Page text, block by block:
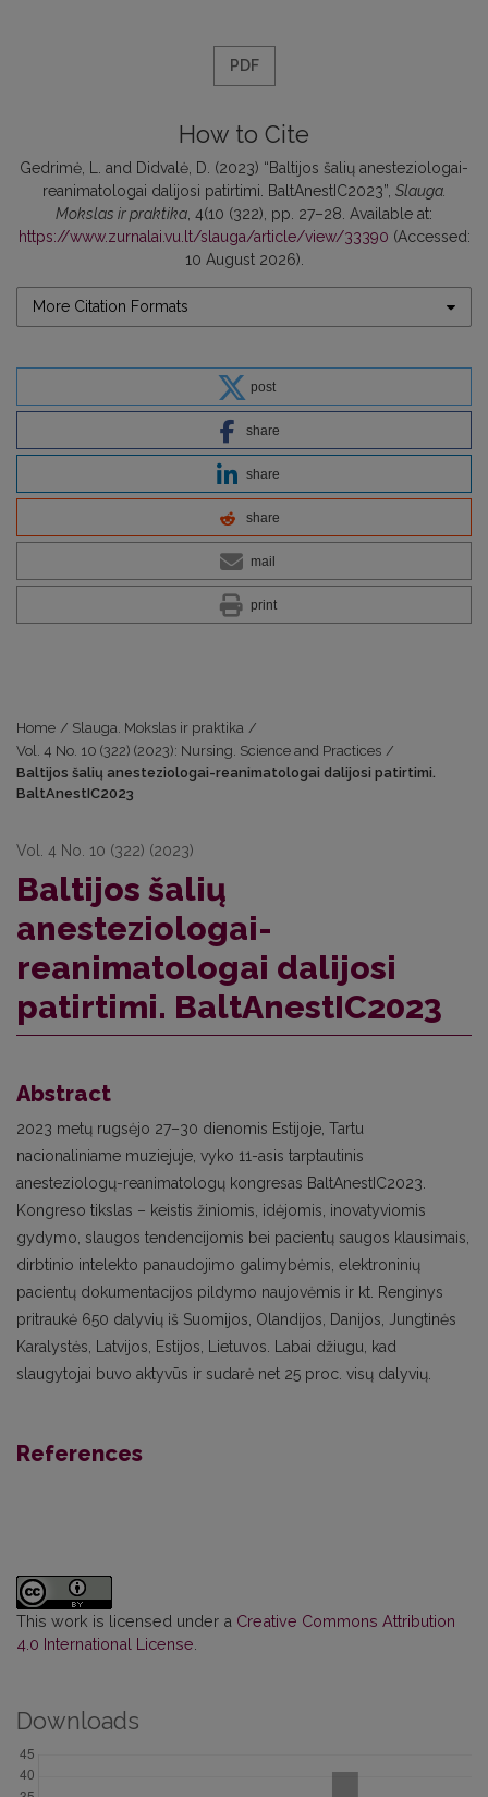
PDF
How to Cite
Gedrimė, L. and Didvalė, D. (2023) “Baltijos šalių anesteziologai-
reanimatologai dalijosi patirtimi. BaltAnestIC2023”, Slauga.
Mokslas ir praktika, 4(10 (322), pp. 27–28. Available at:
https://www.zurnalai.vu.lt/slauga/article/view/33390 (Accessed:
10 August 2026).
More Citation Formats
post
share
share
share
mail
print
Home / Slauga. Mokslas ir praktika /
Vol. 4 No. 10 (322) (2023): Nursing. Science and Practices /
Baltijos šalių anesteziologai-reanimatologai dalijosi patirtimi.
BaltAnestIC2023
Vol. 4 No. 10 (322) (2023)
Baltijos šalių
anesteziologai-
reanimatologai dalijosi
patirtimi. BaltAnestIC2023
Abstract
2023 metų rugsėjo 27–30 dienomis Estijoje, Tartu
nacionaliniame muziejuje, vyko 11-asis tarptautinis
anesteziologų-reanimatologų kongresas BaltAnestIC2023.
Kongreso tikslas – keistis žiniomis, idėjomis, inovatyviomis
gydymo, slaugos tendencijomis bei pacientų saugos klausimais,
dirbtinio intelekto panaudojimo galimybėmis, elektroninių
pacientų dokumentacijos pildymo naujovėmis ir kt. Renginys
pritraukė 650 dalyvių iš Suomijos, Olandijos, Danijos, Jungtinės
Karalystės, Latvijos, Estijos, Lietuvos. Labai džiugu, kad
slaugytojai buvo aktyvūs ir sudarė net 25 proc. visų dalyvių.
References
This work is licensed under a Creative Commons Attribution
4.0 International License
Downloads